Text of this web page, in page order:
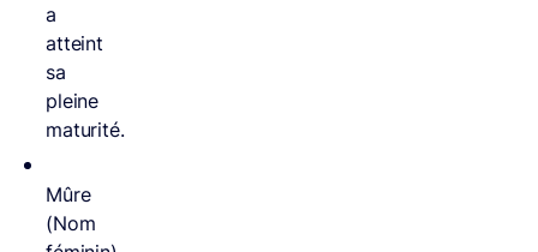
a
atteint
sa
pleine
maturité.
Mûre
(Nom